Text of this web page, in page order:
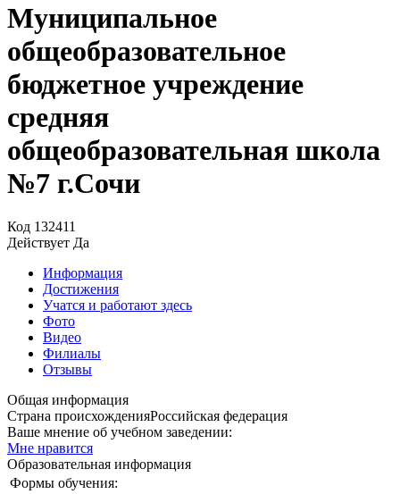
Муниципальное
общеобразовательное
бюджетное учреждение
средняя
общеобразовательная школа
№7 г.Сочи
Код 132411
Действует Да
Информация
Достижения
Учатся и работают здесь
Фото
Видео
Филиалы
Отзывы
Общая информация
Страна происхожденияРоссийская федерация
Ваше мнение об учебном заведении:
Мне нравится
Образовательная информация
Формы обучения: